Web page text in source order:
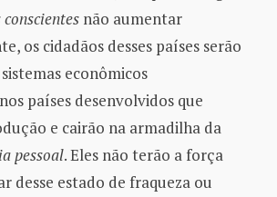
não aumentar
os cidadãos desses países serão
econômicos
países desenvolvidos que
e cairão na armadilha da
pessoal. Eles não terão a força
desse estado de fraqueza ou